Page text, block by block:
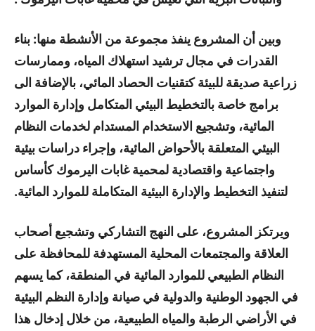
وبين أن المشروع ينفذ مجموعة من الأنشطة منها: بناء
القدرات في مجال ترشيد استهلاك المياه، وممارسات
زراعية صديقة للبيئة كتقنيات الحصاد المائي، بالإضافة الى
برامج خاصة بالتخطيط البيئي المتكامل وإدارة الموارد
المائية، وتشجيع الاستخدام المستدام لخدمات النظام
البيئي المتعلقة بالأحواض المائية، وإجراء دراسات بيئية
واجتماعية واقتصادية لمحمية غابات اليرموك كأساس
لتنفيذ التخطيط والإدارة البيئية المتكاملة للموارد المائية.
ويرتكز المشروع، على النهج التشاركي وتشجيع أصحاب
العلاقة والمجتمعات المحلية المستهدفة للمحافظة على
النظام الطبيعي للموارد المائية في المنطقة، كما يسهم
في الجهود الوطنية والدولية في صيانة وإدارة النظم البيئية
في الأراضي الرطبة والمياه الطبيعية، من خلال إدخال هذا